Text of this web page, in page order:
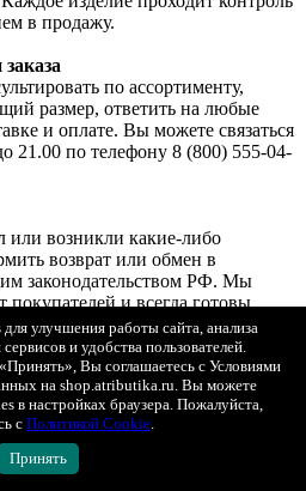
в продажу.
по ассортименту,
размер, ответить на любые
и оплате. Вы можете связаться
21.00 по телефону 8 (800) 555-04-
или возникли какие-либо
возврат или обмен в
законодательством РФ. Мы
и всегда готовы
и обмена вы можете посмотреть
.
вы можете выбрать оплату
улучшения работы сайта, анализа
и удобства пользователей.
Вы соглашаетесь с Условиями
на shop.atributika.ru. Вы можете
в настройках браузера. Пожалуйста,
с Политикой Cookie.
Принять